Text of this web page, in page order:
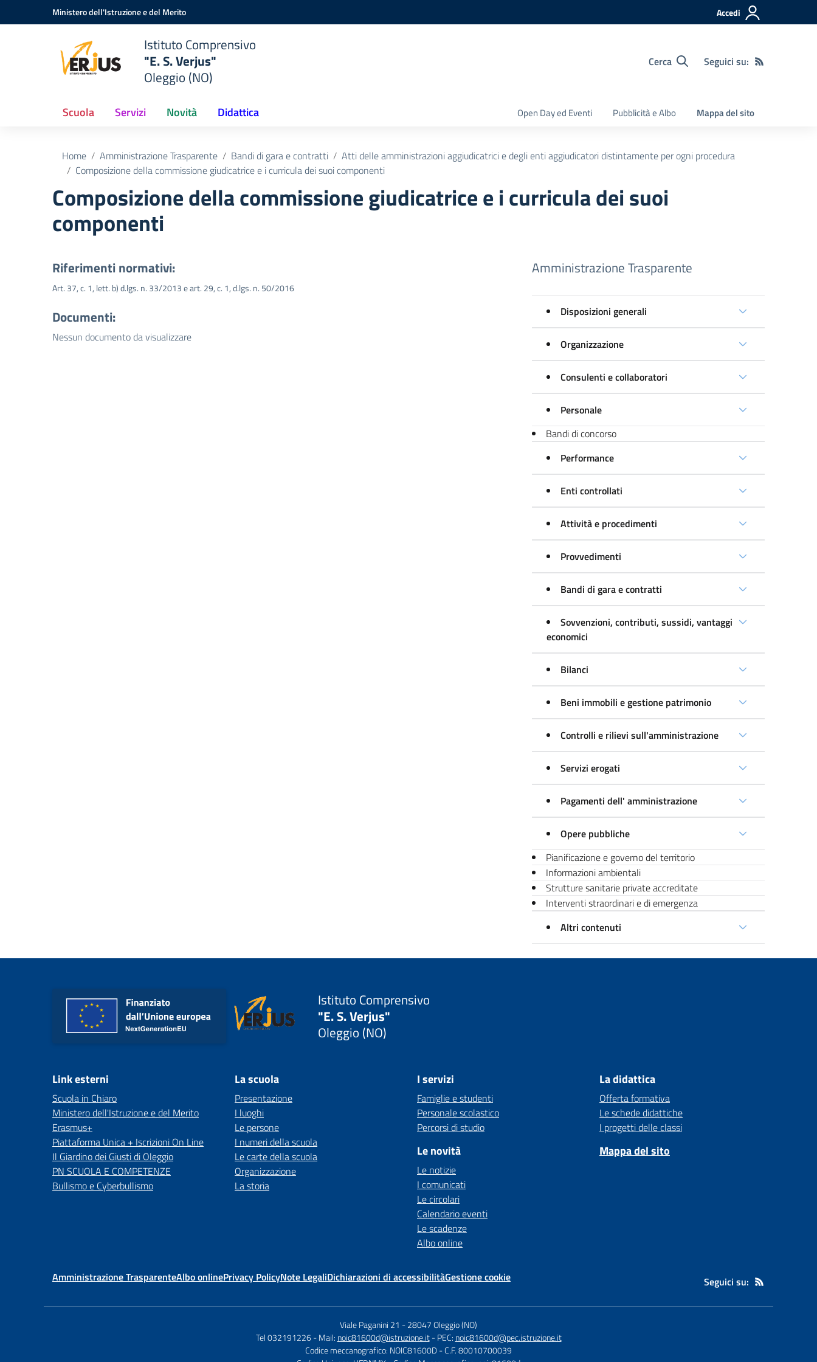
Vai ai contenuti
Vai al menu di navigazioneMinistero dell'Istruzione e del Merito Accedi
Istituto Comprensivo
"E. S. Verjus"
Oleggio (NO)
Cerca Seguici su:
Scuola Servizi Novità Didattica Open Day ed Eventi Pubblicità e Albo Mappa del sito
Home Amministrazione Trasparente Bandi di gara e contratti
Atti delle amministrazioni aggiudicatrici e degli enti aggiudicatori distintamente per ogni procedura
Composizione della commissione giudicatrice e i curricula dei suoi componenti
Composizione della commissione giudicatrice e i curricula dei suoi
componenti
Riferimenti normativi:
Art. 37, c. 1, lett. b) d.lgs. n. 33/2013 e art. 29, c. 1, d.lgs. n. 50/2016
Documenti:
Nessun documento da visualizzare
Amministrazione Trasparente
Disposizioni generali
Organizzazione
Consulenti e collaboratori
Personale
Bandi di concorso
Performance
Enti controllati
Attività e procedimenti
Provvedimenti
Bandi di gara e contratti
Sovvenzioni, contributi, sussidi, vantaggi
economici
Bilanci
Beni immobili e gestione patrimonio
Controlli e rilievi sull'amministrazione
Servizi erogati
Pagamenti dell' amministrazione
Opere pubbliche
Pianificazione e governo del territorio
Informazioni ambientali
Strutture sanitarie private accreditate
Interventi straordinari e di emergenza
Altri contenuti
Istituto Comprensivo
"E. S. Verjus"
Oleggio (NO)
Link esterni
Scuola in Chiaro
Ministero dell'Istruzione e del Merito
Erasmus+
Piattaforma Unica + Iscrizioni On Line
Il Giardino dei Giusti di Oleggio
PN SCUOLA E COMPETENZE
Bullismo e Cyberbullismo
La scuola
Presentazione
I luoghi
Le persone
I numeri della scuola
Le carte della scuola
Organizzazione
La storia
I servizi
Famiglie e studenti
Personale scolastico
Percorsi di studio
Le novità
Le notizie
I comunicati
Le circolari
Calendario eventi
Le scadenze
Albo online
La didattica
Offerta formativa
Le schede didattiche
I progetti delle classi
Mappa del sito
Amministrazione TrasparenteAlbo onlinePrivacy PolicyNote LegaliDichiarazioni di accessibilitàGestione cookie Seguici su:
Viale Paganini 21 -28047 Oleggio (NO)
Tel 032191226 - Mail: noic81600d@istruzione.it - PEC: noic81600d@pec.istruzione.it
Codice meccanografico: NOIC81600D- C.F. 80010700039